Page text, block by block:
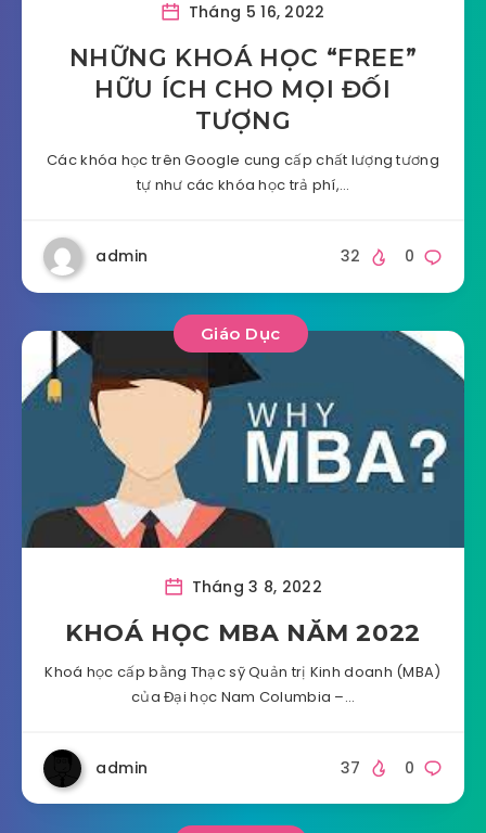
Tháng 5 16, 2022
NHỮNG KHOÁ HỌC “FREE”
HỮU ÍCH CHO MỌI ĐỐI
TƯỢNG
Các khóa học trên Google cung cấp chất lượng tương
tự như các khóa học trả phí,…
admin 0
32
Giáo Dục
Tháng 3 8, 2022
KHOÁ HỌC MBA NĂM 2022
Khoá học cấp bằng Thạc sỹ Quản trị Kinh doanh (MBA)
của Đại học Nam Columbia –…
admin 0
37